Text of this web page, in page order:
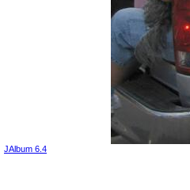
JAlbum 6.4